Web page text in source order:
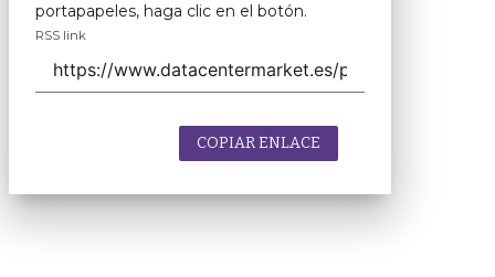
portapapeles, haga clic en el botón.
RSS link
COPIAR ENLACE